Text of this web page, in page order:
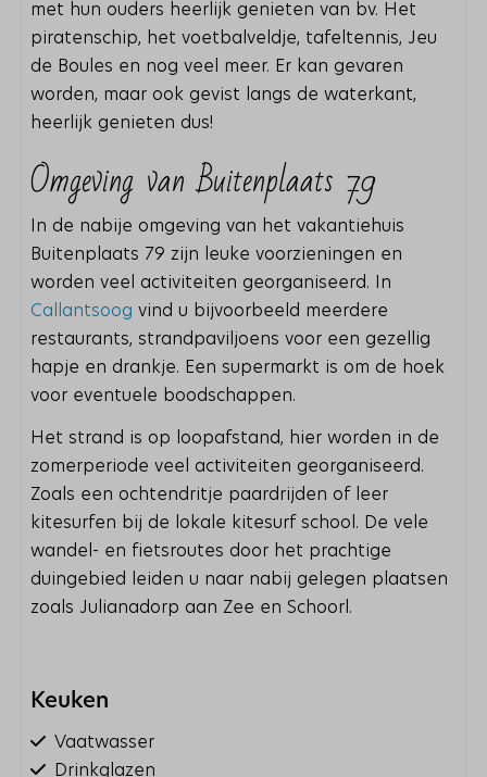
met hun ouders heerlijk genieten van bv. Het
piratenschip, het voetbalveldje, tafeltennis, Jeu
de Boules en nog veel meer. Er kan gevaren
worden, maar ook gevist langs de waterkant,
heerlijk genieten dus!
Omgeving van Buitenplaats 79
In de nabije omgeving van het vakantiehuis
Buitenplaats 79 zijn leuke voorzieningen en
worden veel activiteiten georganiseerd. In
Callantsoog vind u bijvoorbeeld meerdere
restaurants, strandpaviljoens voor een gezellig
hapje en drankje. Een supermarkt is om de hoek
voor eventuele boodschappen.
Het strand is op loopafstand, hier worden in de
zomerperiode veel activiteiten georganiseerd.
Zoals een ochtendritje paardrijden of leer
kitesurfen bij de lokale kitesurf school. De vele
wandel- en fietsroutes door het prachtige
duingebied leiden u naar nabij gelegen plaatsen
zoals Julianadorp aan Zee en Schoorl.
Keuken
Vaatwasser
Drinkglazen